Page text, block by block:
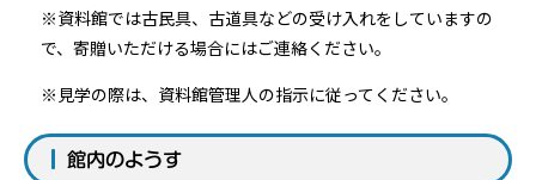
※資料館では古民具、古道具などの受け入れをしていますの
で、寄贈いただける場合にはご連絡ください。
※見学の際は、資料館管理人の指示に従ってください。
館内のようす